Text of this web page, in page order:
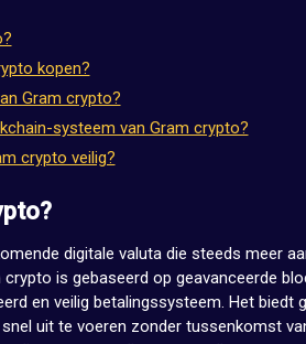
kopen?
Gram crypto?
systeem van Gram crypto?
crypto veilig?
digitale valuta die steeds meer
is gebaseerd op geavanceerde
en veilig betalingssysteem. Het biedt
uit te voeren zonder tussenkomst